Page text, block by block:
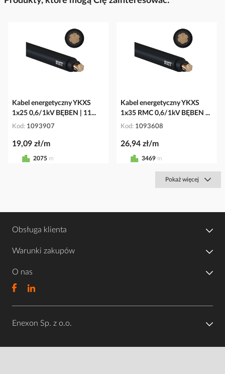
Kabel energetyczny YKXS
1x25 0,6/1kV BĘBEN | 11...
Kod 1093907
19,09 zł/m
2075 m
Kabel energetyczny YKXS
1x35 RMC 0,6/1kV BĘBEN ...
Kod 1093608
26,94 zł/m
3469 m
Pokaż więcej
Obsługa klienta
Warunki zakupów
O nas
Enexon Sp. z o.o.